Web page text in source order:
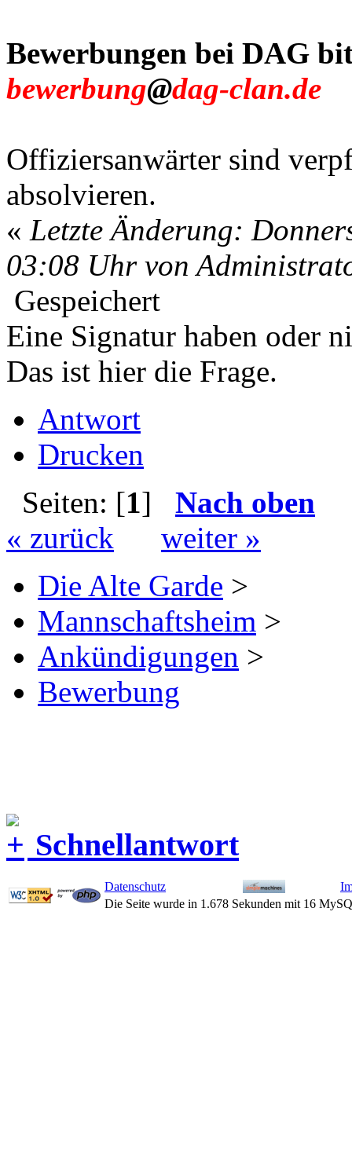
Bewerbungen bei DAG
bewerbung@dag-clan.de
Offiziersanwärter sind
absolvieren.
« Letzte Änderung:
03:08 Uhr von
Gespeichert
Eine Signatur haben oder
Das ist hier die Frage.
Antwort
Drucken
Seiten: [1] Nach oben
« zurück
weiter »
Die Alte Garde >
Mannschaftsheim >
Ankündigungen >
Bewerbung
Schnellantwort
Datenschutz
Die Seite wurde in 1.678 Sekunden mit 16